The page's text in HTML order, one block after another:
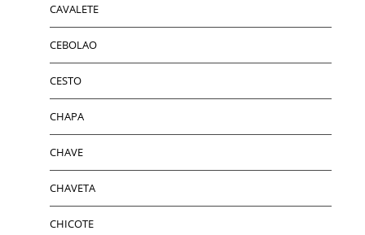
CAVALETE
CEBOLAO
CESTO
CHAPA
CHAVE
CHAVETA
CHICOTE